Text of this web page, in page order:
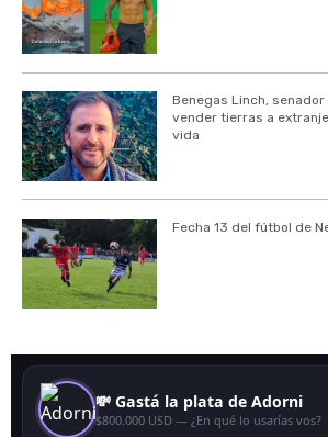
Benegas Linch,
vender tierras a
vida
Fecha 13 del fútbol de